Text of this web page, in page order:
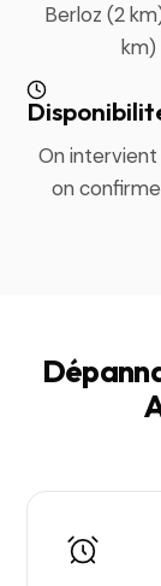
Berloz (2
km)
On intervient
on